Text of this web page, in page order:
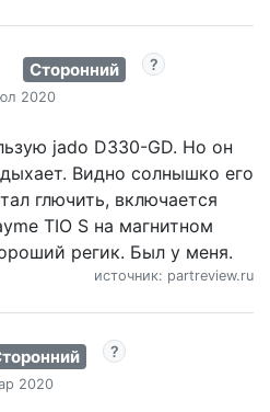
Сторонний
2020
jado D330-GD. Но он
Видно солнышко его
глючить, включается
TIO S на магнитном
регик. Был у меня.
источник: partreview.ru
2020